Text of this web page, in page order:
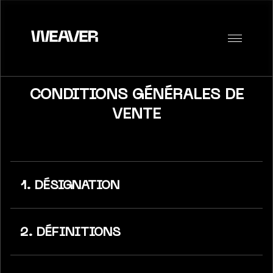
CONDITIONS GÉNÉRALES DE
VENTE
1. DÉSIGNATION
2. DÉFINITIONS